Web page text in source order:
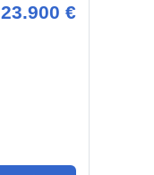
23.900 €